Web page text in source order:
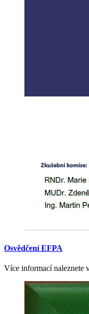
Osvědčení EFPA
Více informací naleznete